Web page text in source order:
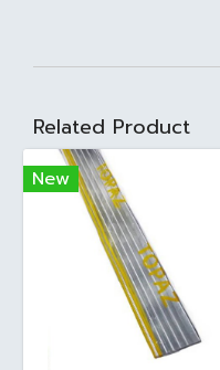
Related Product
New